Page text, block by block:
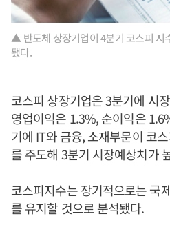
▲ 반도체 상장기업이 4분기 코스피 지
됐다.
코스피 상장기업은 3분기에 시
영업이익은 1.3%, 순이익은
기에 IT와 금융, 소재부문이 코
를 주도해 3분기 시장예상치가
코스피지수는 장기적으로는 국
를 유지할 것으로 분석됐다.